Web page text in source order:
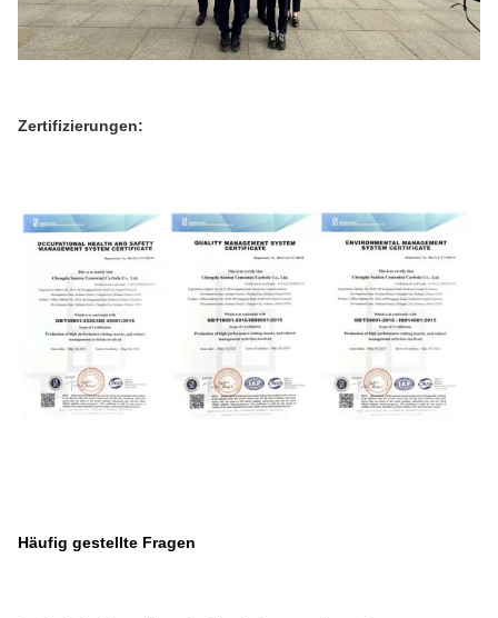
Zertifizierungen:
Häufig gestellte Fragen